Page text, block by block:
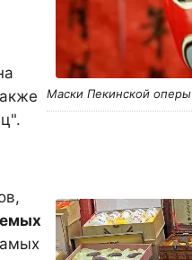
Маски Пекинской оперы